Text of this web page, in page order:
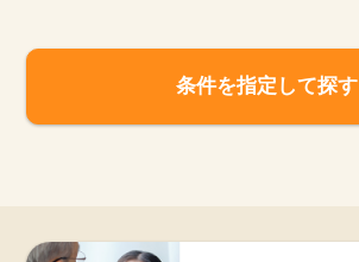
条件を指定して探す